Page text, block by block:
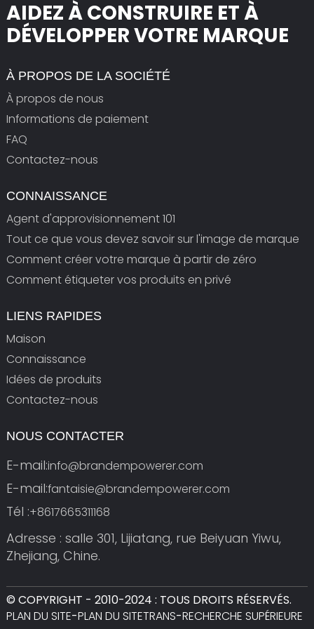
AIDEZ À CONSTRUIRE ET À
DÉVELOPPER VOTRE MARQUE
À PROPOS DE LA SOCIÉTÉ
À propos de nous
Informations de paiement
FAQ
Contactez-nous
CONNAISSANCE
Agent d'approvisionnement 101
Tout ce que vous devez savoir sur l'image de marque
Comment créer votre marque à partir de zéro
Comment étiqueter vos produits en privé
LIENS RAPIDES
Maison
Connaissance
Idées de produits
Contactez-nous
NOUS CONTACTER
E-mail:info@brandempowerer.com
E-mail:fantaisie@brandempowerer.com
Tél :+8617665311168
Adresse : salle 301, Lijiatang, rue Beiyuan Yiwu,
Zhejiang, Chine.
© COPYRIGHT - 2010-2024 : TOUS DROITS RÉSERVÉS.
PLAN DU SITE-PLAN DU SITETRANS-RECHERCHE SUPÉRIEURE